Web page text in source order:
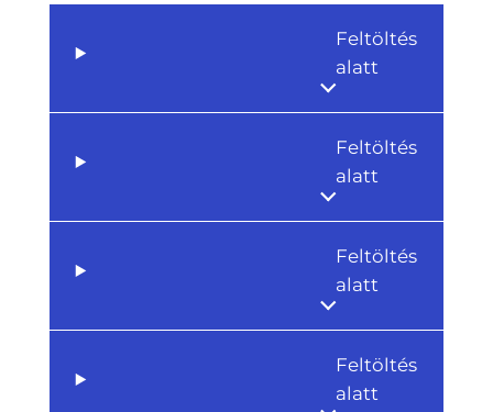
Feltöltés
alatt
Feltöltés
alatt
Feltöltés
alatt
Feltöltés
alatt